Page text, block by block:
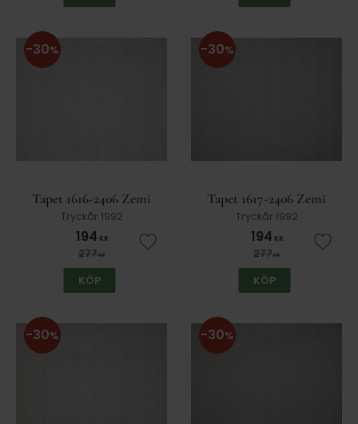
Tapet 1616-2406 Zemi
Tryckår 1992
194 KR
277KR
30%
Lägg till i favoriter
KÖP
Tapet 1617-2406 Zemi
Tryckår 1992
194 KR
277KR
30%
Lägg
KÖP
30% 30%